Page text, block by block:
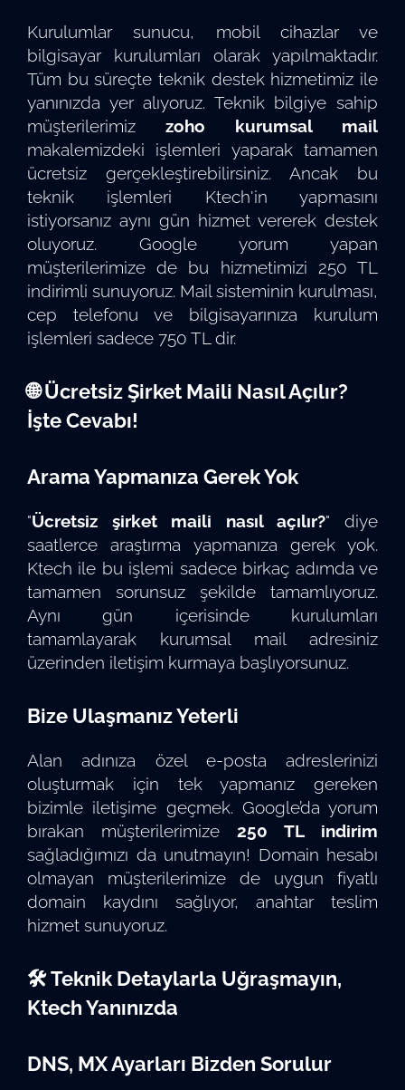
Kurulumlar sunucu, mobil cihazlar ve
bilgisayar kurulumları olarak yapılmaktadır.
Tüm bu süreçte teknik destek hizmetimiz ile
yanınızda yer alıyoruz. Teknik bilgiye sahip
müşterilerimiz zoho kurumsal mail
makalemizdeki işlemleri yaparak tamamen
ücretsiz gerçekleştirebilirsiniz. Ancak bu
teknik işlemleri Ktech'in yapmasını
istiyorsanız aynı gün hizmet vererek destek
oluyoruz. Google yorum yapan
müşterilerimize de bu hizmetimizi 250 TL
indirimli sunuyoruz. Mail sisteminin kurulması,
cep telefonu ve bilgisayarınıza kurulum
işlemleri sadece 750 TL dir.
🌐 Ücretsiz Şirket Maili Nasıl Açılır?
İşte Cevabı!
Arama Yapmanıza Gerek Yok
"Ücretsiz şirket maili nasıl açılır?" diye
saatlerce araştırma yapmanıza gerek yok.
Ktech ile bu işlemi sadece birkaç adımda ve
tamamen sorunsuz şekilde tamamlıyoruz.
Aynı gün içerisinde kurulumları
tamamlayarak kurumsal mail adresiniz
üzerinden iletişim kurmaya başlıyorsunuz.
Bize Ulaşmanız Yeterli
Alan adınıza özel e-posta adreslerinizi
oluşturmak için tek yapmanız gereken
bizimle iletişime geçmek. Google’da yorum
bırakan müşterilerimize 250 TL indirim
sağladığımızı da unutmayın! Domain hesabı
olmayan müşterilerimize de uygun fiyatlı
domain kaydını sağlıyor, anahtar teslim
hizmet sunuyoruz.
🛠️ Teknik Detaylarla Uğraşmayın,
Ktech Yanınızda
DNS, MX Ayarları Bizden Sorulur